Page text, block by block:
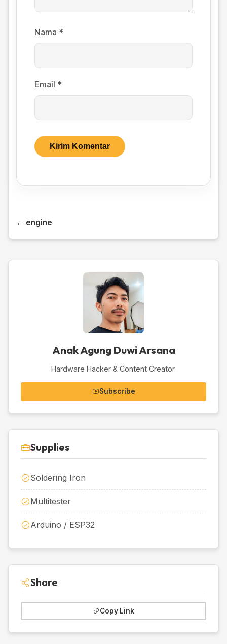
Nama *
Email *
← engine
Anak Agung Duwi Arsana
Hardware Hacker & Content Creator.
Subscribe
Supplies
Soldering Iron
Multitester
Arduino / ESP32
Share
Copy Link